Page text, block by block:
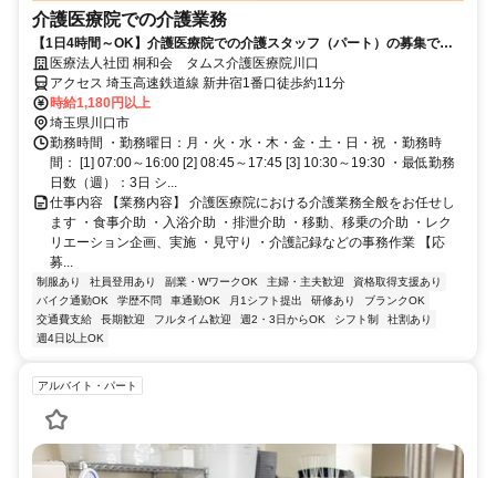
介護医療院での介護業務
【1日4時間～OK】介護医療院での介護スタッフ（パート）の募集で
す！医療法人社団 桐和会 タムス介護医療院川口
アクセス 埼玉高速鉄道線 新井宿1番口徒歩約11分
時給1,180円以上
埼玉県川口市
勤務時間 ・勤務曜日：月・火・水・木・金・土・日・祝 ・勤務時
間： [1] 07:00～16:00 [2] 08:45～17:45 [3] 10:30～19:30 ・最低勤務
日数（週）：3日 シ...
仕事内容 【業務内容】 介護医療院における介護業務全般をお任せし
ます ・食事介助 ・入浴介助 ・排泄介助 ・移動、移乗の介助 ・レク
リエーション企画、実施 ・見守り ・介護記録などの事務作業 【応
募...
制服あり 社員登用あり 副業・WワークOK 主婦・主夫歓迎
資格取得支援あり
バイク通勤OK
学歴不問 車通勤OK 月1シフト提出 研修あり
ブランクOK
交通費支給
長期歓迎 フルタイム歓迎 週2・3日からOK シフト制
社割あり
週4日以上OK
アルバイト・パート